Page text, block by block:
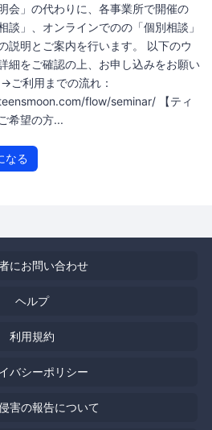
会」の代わりに、各事業所で開催の
談」、オンラインでのの「個別相談」
説明とご案内を行います。 以下のウ
細をご確認の上、お申し込みをお願い
ご利用までの流れ：
flow/seminar/ 【ティ
希望の方...
なる
にお問い合わせ
ヘルプ
利用規約
バシーポリシー
害の報告について